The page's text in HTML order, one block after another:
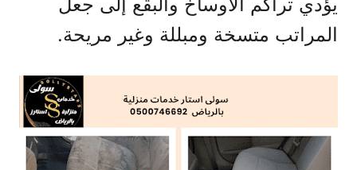
المراتب متسخة ومبللة وغير مريحة.